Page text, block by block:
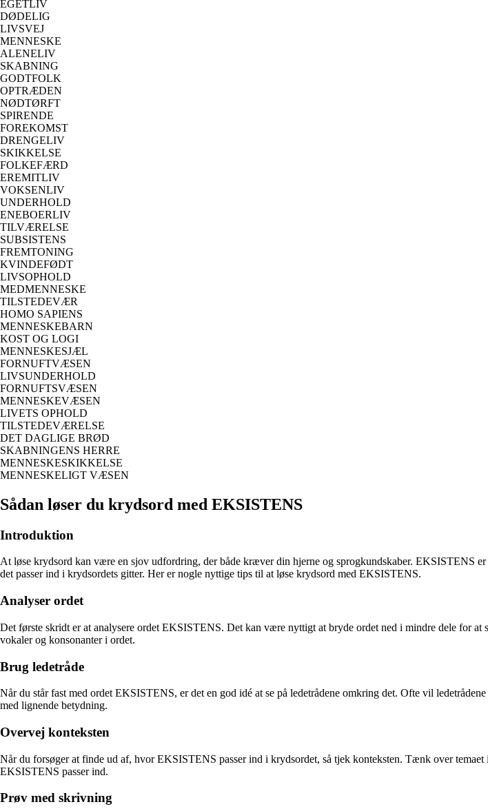
EGETLIV
DØDELIG
LIVSVEJ
MENNESKE
ALENELIV
SKABNING
GODTFOLK
OPTRÆDEN
NØDTØRFT
SPIRENDE
FOREKOMST
DRENGELIV
SKIKKELSE
FOLKEFÆRD
EREMITLIV
VOKSENLIV
UNDERHOLD
ENEBOERLIV
TILVÆRELSE
SUBSISTENS
FREMTONING
KVINDEFØDT
LIVSOPHOLD
MEDMENNESKE
TILSTEDEVÆR
HOMO SAPIENS
MENNESKEBARN
KOST OG LOGI
MENNESKESJÆL
FORNUFTVÆSEN
LIVSUNDERHOLD
FORNUFTSVÆSEN
MENNESKEVÆSEN
LIVETS OPHOLD
TILSTEDEVÆRELSE
DET DAGLIGE BRØD
SKABNINGENS HERRE
MENNESKESKIKKELSE
MENNESKELIGT VÆSEN
Sådan løser du krydsord med EKSISTENS
Introduktion
At løse krydsord kan være en sjov udfordring, der både kræver din hjerne og sprogkundskaber. EKSISTENS
det passer ind i krydsordets gitter. Her er nogle nyttige tips til at løse krydsord med EKSISTENS.
Analyser ordet
Det første skridt er at analysere ordet EKSISTENS. Det kan være nyttigt at bryde ordet ned i mindre dele for
vokaler og konsonanter i ordet.
Brug ledetråde
Når du står fast med ordet EKSISTENS, er det en god idé at se på ledetrådene omkring det. Ofte vil
med lignende betydning.
Overvej konteksten
Når du forsøger at finde ud af, hvor EKSISTENS passer ind i krydsordet, så tjek konteksten. Tænk over
EKSISTENS passer ind.
Prøv med skrivning